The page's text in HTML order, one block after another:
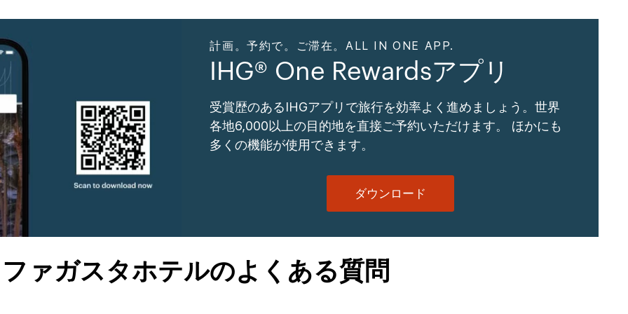
計画。予約で。ご滞在。ALL IN ONE APP.
IHG® One Rewardsアプリ
受賞歴のあるIHGアプリで旅行を効率よく進めましょう。世界
各地6,000以上の目的地を直接ご予約いただけます。 ほかにも
多くの機能が使用できます。
ダウンロード
ァガスタホテルのよくある質問